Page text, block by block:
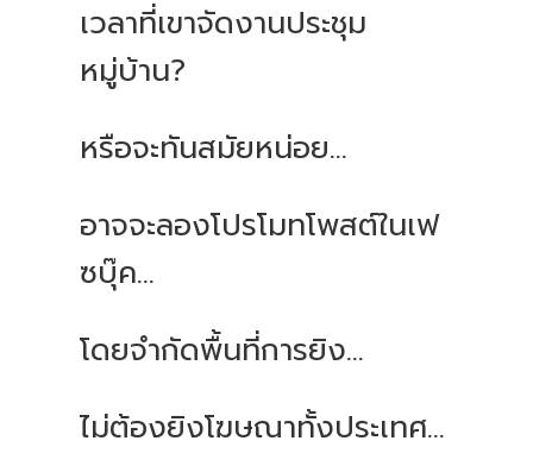
เวลาที่เขาจัดงานประชุม
หมู่บ้าน?
หรือจะทันสมัยหน่อย...
อาจจะลองโปรโมทโพสต์ในเฟ
ซบุ๊ค...
โดยจำกัดพื้นที่การยิง...
ไม่ต้องยิงโฆษณาทั้งประเทศ...